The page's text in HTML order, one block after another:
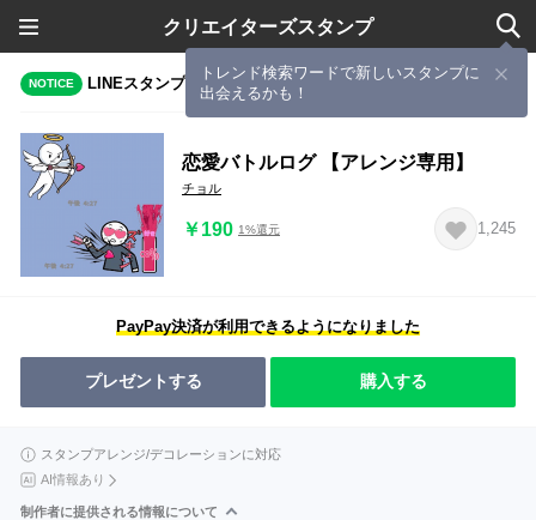
クリエイターズスタンプ
トレンド検索ワードで新しいスタンプに
出会えるかも！
NOTICE LINEスタンプメーカーで作成されたスタンプ
恋愛バトルログ 【アレンジ専用】
チョル
￥190 1%還元 1,245
PayPay決済が利用できるようになりました
プレゼントする 購入する
スタンプアレンジ/デコレーションに対応
AI情報あり
制作者に提供される情報について